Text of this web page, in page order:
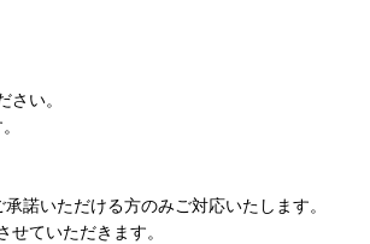
い。
諾いただける方のみご対応いたします。
ていただきます。